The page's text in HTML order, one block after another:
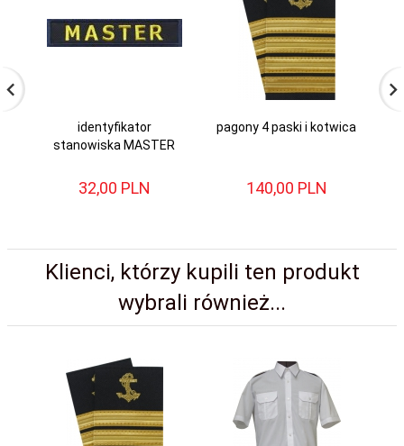
identyfikator
stanowiska MASTER
32,00 PLN
pagony 4 paski i kotwica
140,00 PLN
Klienci, którzy kupili ten produkt
wybrali również...